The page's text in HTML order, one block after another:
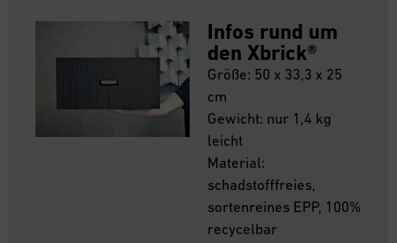
Infos rund um
den Xbrick®
Größe: 50 x 33,3 x 25
cm
Gewicht: nur 1,4 kg
leicht
Material:
schadstofffreies,
sortenreines EPP, 100%
recycelbar